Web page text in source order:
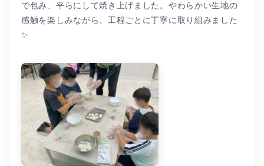
で包み、平らにして焼き上げました。やわらかい生地の
感触を楽しみながら、工程ごとに丁寧に取り組みました
✨